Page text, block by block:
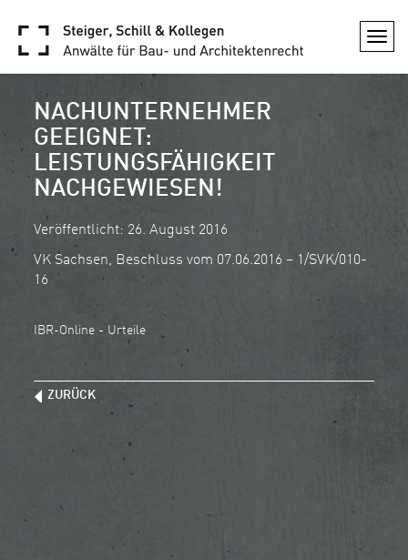
NACHUNTERNEHMER
GEEIGNET:
LEISTUNGSFÄHIGKEIT
NACHGEWIESEN!
Veröffentlicht: 26. August 2016
VK Sachsen, Beschluss vom 07.06.2016 – 1/SVK/010-
16
IBR-Online - Urteile
ZURÜCK